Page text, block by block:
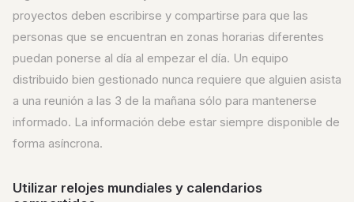
proyectos deben escribirse y compartirse para que las
personas que se encuentran en zonas horarias diferentes
puedan ponerse al día al empezar el día. Un equipo
distribuido bien gestionado nunca requiere que alguien asista
a una reunión a las 3 de la mañana sólo para mantenerse
informado. La información debe estar siempre disponible de
forma asíncrona.
Utilizar relojes mundiales y calendarios